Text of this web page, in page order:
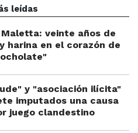
leídas
veinte años de
harina en el corazón de
y "asociación ilícita"
imputados una causa
juego clandestino